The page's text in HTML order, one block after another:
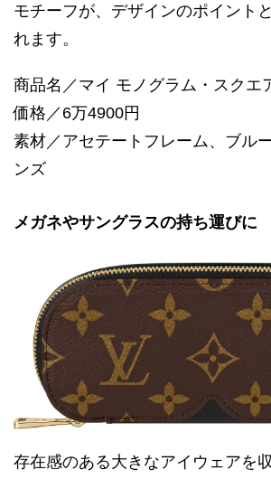
モチーフが、デザインのポイント
れます。
商品名／マイ モノグラム・スクエ
価格／6万4900円
素材／アセテートフレーム、ブル
ンズ
メガネやサングラスの持ち運びに
存在感のある大きなアイウェアを